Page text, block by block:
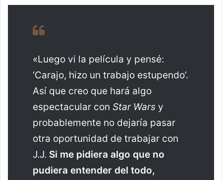
«Luego vi la película y pensé:
‘Carajo, hizo un trabajo estupendo’.
Así que creo que hará algo
espectacular con Star Wars y
probablemente no dejaría pasar
otra oportunidad de trabajar con
J.J. Si me pidiera algo que no
pudiera entender del todo,